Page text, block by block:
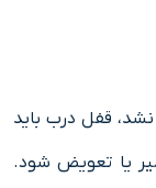
نشد، قفل درب باید
یا تعویض شود.